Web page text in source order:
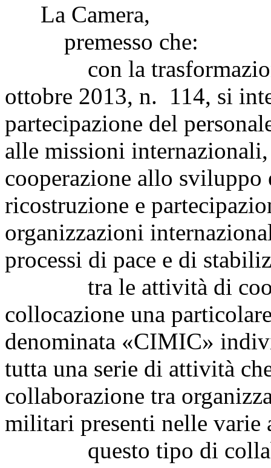
La Camera,
premesso che:
con la trasformazione
ottobre 2013, n. 114, si
partecipazione del
alle missioni
cooperazione allo sviluppo
ricostruzione e
organizzazioni
processi di pace e di
tra le attività di
collocazione una
denominata «CIMIC»
tutta una serie di attività
collaborazione tra
militari presenti nelle varie
questo tipo di